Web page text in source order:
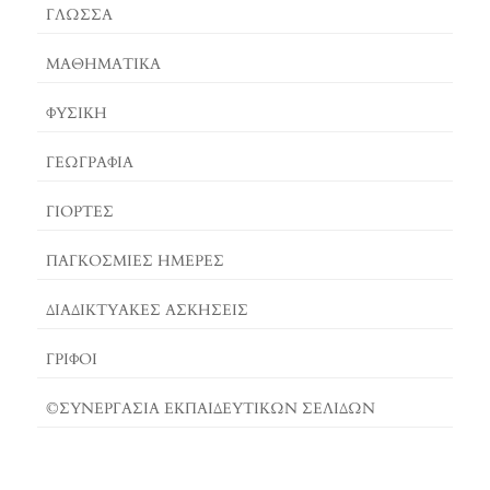
ΓΛΏΣΣΑ
ΜΑΘΗΜΑΤΙΚΆ
ΦΥΣΙΚΗ
ΓΕΩΓΡΑΦΊΑ
ΓΙΟΡΤΈΣ
ΠΑΓΚΟΣΜΙΕΣ ΗΜΕΡΕΣ
ΔΙΑΔΙΚΤΥΑΚΈΣ ΑΣΚΉΣΕΙΣ
ΓΡΙΦΟΙ
©ΣΥΝΕΡΓΑΣΙΑ ΕΚΠΑΙΔΕΥΤΙΚΩΝ ΣΕΛΙΔΩΝ